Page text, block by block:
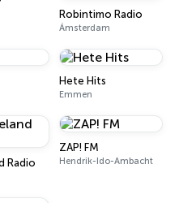
Robintimo Radio
Ámsterdam
Hete Hits
Emmen
Radio
ZAP! FM
Hendrik-Ido-Ambacht